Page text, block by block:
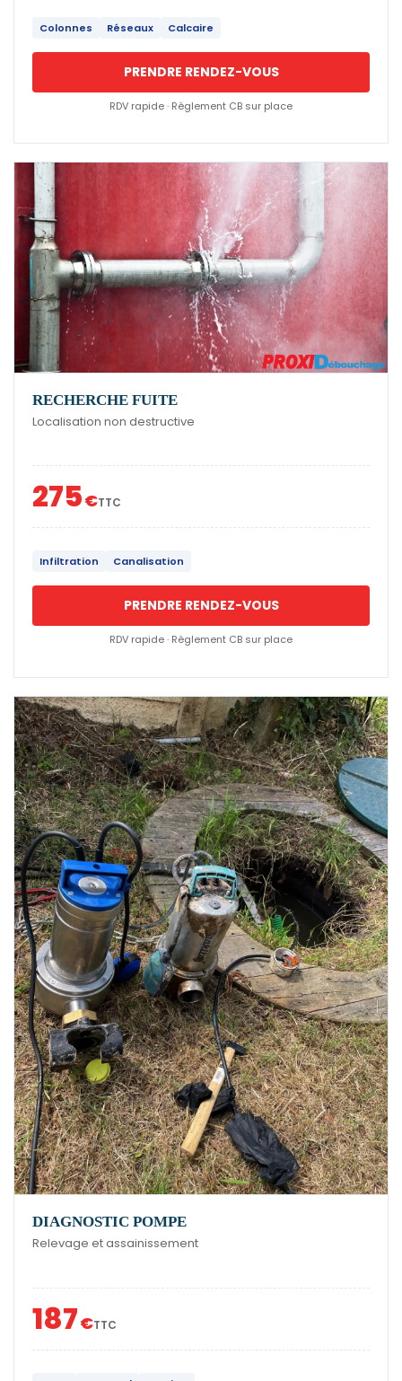
Colonnes Réseaux Calcaire
PRENDRE RENDEZ-VOUS
RDV rapide · Règlement CB sur place
RECHERCHE FUITE
Localisation non destructive
275€TTC
Infiltration Canalisation
PRENDRE RENDEZ-VOUS
RDV rapide · Règlement CB sur place
DIAGNOSTIC POMPE
Relevage et assainissement
187€TTC